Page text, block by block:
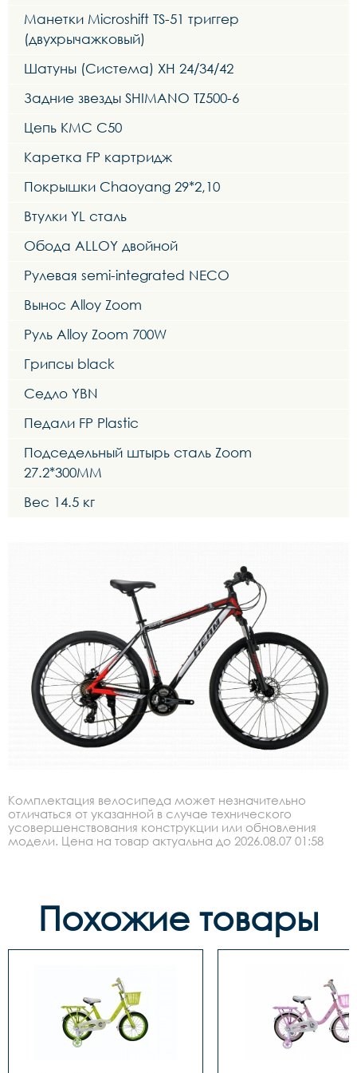
Манетки Microshift TS-51 триггер
(двухрычажковый)
Шатуны (Система) XH 24/34/42
Задние звезды SHIMANO TZ500-6
Цепь KMC C50
Каретка FP картридж
Покрышки Chaoyang 29*2,10
Втулки YL сталь
Обода ALLOY двойной
Рулевая semi-integrated NECO
Вынос Alloy Zoom
Руль Alloy Zoom 700W
Грипсы black
Седло YBN
Педали FP Plastic
Подседельный штырь сталь Zoom
27.2*300MM
Вес 14.5 кг
Комплектация велосипеда может незначительно
отличаться от указанной в случае технического
усовершенствования конструкции или обновления
модели. Цена на товар актуальна до 2026.08.07 01:58
Похожие товары